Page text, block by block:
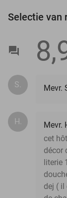
Selectie van
S. Mevr.
H.
Mevr.
cet
décor
literie
dej ( il